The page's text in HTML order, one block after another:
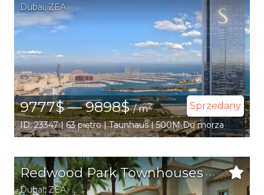
Dubai,ZEA
9777$ — 9898$/ m2 Sprzedany
ID: 23347 | 63 piętro | Taunhaus | 500M Do morza
Redwood Park Townhouses
Dubai, ZEA